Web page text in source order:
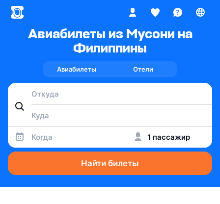
Авиабилеты из Мусони на
Филиппины
Авиабилеты Отели
Когда 1 пассажир
Найти билеты